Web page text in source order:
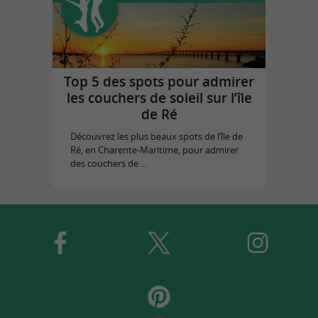
Top 5 des spots pour admirer
les couchers de soleil sur l’île
de Ré
Découvrez les plus beaux spots de l’île de
Ré, en Charente-Maritime, pour admirer
des couchers de ...